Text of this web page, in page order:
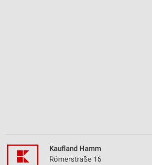
Kaufland Hamm
Römerstraße 16